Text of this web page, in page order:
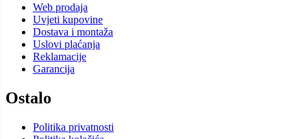
Web prodaja
Uvjeti kupovine
Dostava i montaža
Uslovi plaćanja
Reklamacije
Garancija
Ostalo
Politika privatnosti